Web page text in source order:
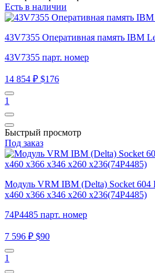
Есть в наличии
43V7355 Оперативная память IBM
43V7355 парт. номер
14 854 ₽ $176
1
Быстрый просмотр
Под заказ
Модуль VRM IBM (Delta) Socket 604
x460 x366 x346 x260 x236(74P4485)
74P4485 парт. номер
7 596 ₽ $90
1